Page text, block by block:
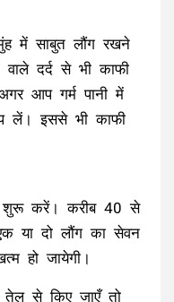
हो जायेगी।
से किए जाएँ तो
सर्दी जुकाम तक सही
की दुकान, स्टेशनरी छायाप्रति की